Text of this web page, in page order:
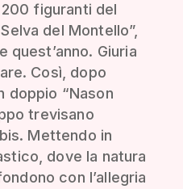
figuranti del
del Montello”,
quest’anno. Giuria
Così, dopo
doppio “Nason
trevisano
Mettendo in
dove la natura
con l’allegria